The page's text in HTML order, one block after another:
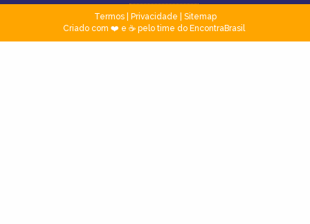
Termos| Privacidade
Sitemap
Criado com ❤️ e ☕ pelo time do EncontraBrasil